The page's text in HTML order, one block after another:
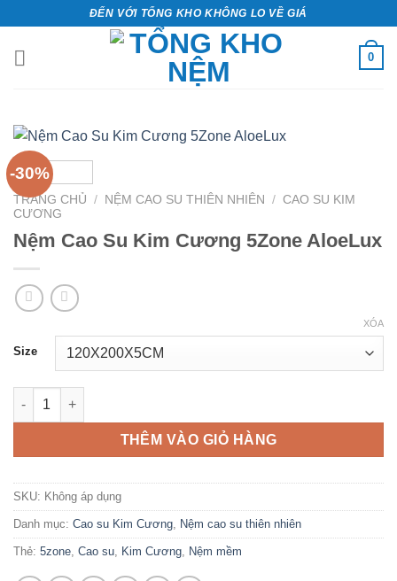
nội
ĐẾN VỚI TỔNG KHO KHÔNG LO VỀ GIÁ
0
-30%
TRANG CHỦ / NỆM CAO SU THIÊN NHIÊN / CAO SU KIM
CƯƠNG
Nệm Cao Su Kim Cương 5Zone AloeLux
Size
XÓA
Nệm Cao Su Kim Cương 5Zone AloeLux số lượng
THÊM VÀO GIỎ HÀNG
SKU: Không áp dụng
Danh mục: Cao su Kim Cương Nệm cao su thiên nhiên
Thẻ: 5zone Cao su Kim Cương Nệm mềm